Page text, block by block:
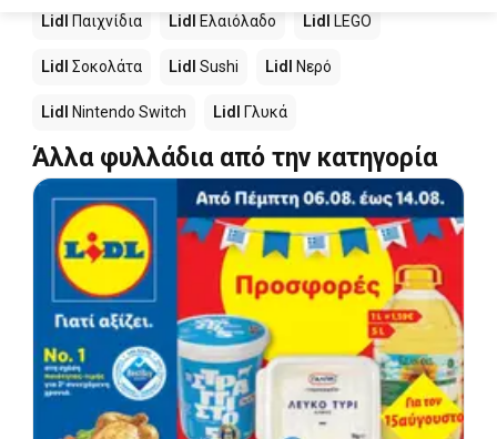
Lidl Παιχνίδια Lidl Ελαιόλαδο Lidl LEGO
Lidl Σοκολάτα Lidl Sushi Lidl Νερό
Lidl Nintendo Switch Lidl Γλυκά
Άλλα φυλλάδια από την κατηγορία